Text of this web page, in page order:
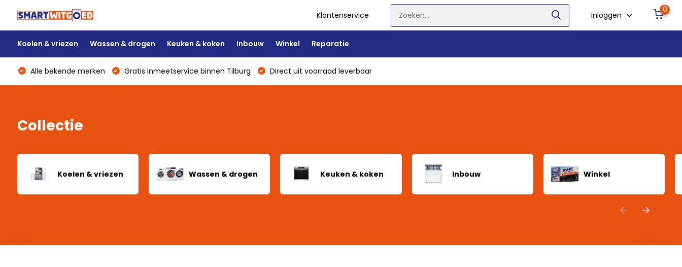
Klantenservice Inloggen
0
Koelen & vriezen Wassen & drogen Keuken & koken Inbouw Winkel Reparatie
Alle bekende merken Gratis inmeetservice binnen Tilburg Direct uit voorraad leverbaar
Collectie
Koelen & vriezen Wassen & drogen Keuken & koken Inbouw Winkel